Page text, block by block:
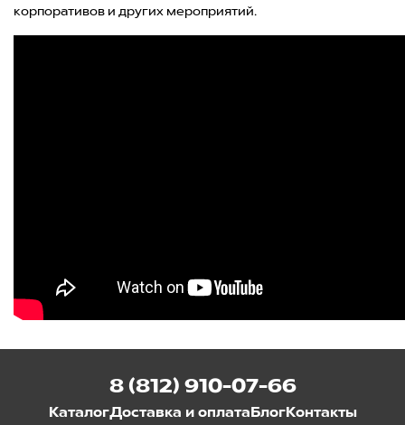
корпоративов и других мероприятий.
КаталогДоставка и оплата БлогКонтакты
8 (812) 910-07-66